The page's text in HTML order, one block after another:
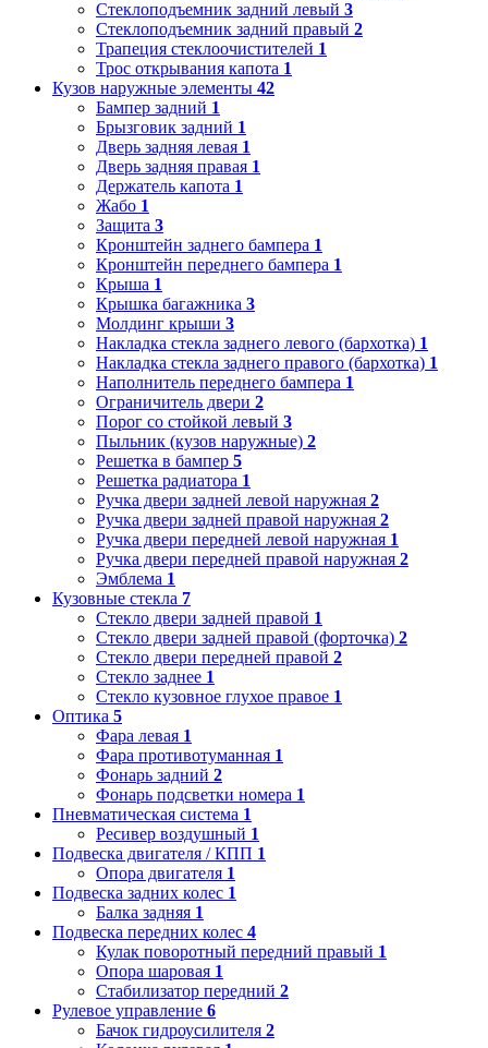
Стеклоподъемник задний левый 3
Стеклоподъемник задний правый 2
Трапеция стеклоочистителей 1
Трос открывания капота 1
Кузов наружные элементы 42
Бампер задний 1
Брызговик задний 1
Дверь задняя левая 1
Дверь задняя правая 1
Держатель капота 1
Жабо 1
Защита 3
Кронштейн заднего бампера 1
Кронштейн переднего бампера 1
Крыша 1
Крышка багажника 3
Молдинг крыши 3
Накладка стекла заднего левого (бархотка) 1
Накладка стекла заднего правого (бархотка) 1
Наполнитель переднего бампера 1
Ограничитель двери 2
Порог со стойкой левый 3
Пыльник (кузов наружные) 2
Решетка в бампер 5
Решетка радиатора 1
Ручка двери задней левой наружная 2
Ручка двери задней правой наружная 2
Ручка двери передней левой наружная 1
Ручка двери передней правой наружная 2
Эмблема 1
Кузовные стекла 7
Стекло двери задней правой 1
Стекло двери задней правой (форточка) 2
Стекло двери передней правой 2
Стекло заднее 1
Стекло кузовное глухое правое 1
Оптика 5
Фара левая 1
Фара противотуманная 1
Фонарь задний 2
Фонарь подсветки номера 1
Пневматическая система 1
Ресивер воздушный 1
Подвеска двигателя / КПП 1
Опора двигателя 1
Подвеска задних колес 1
Балка задняя 1
Подвеска передних колес 4
Кулак поворотный передний правый 1
Опора шаровая 1
Стабилизатор передний 2
Рулевое управление 6
Бачок гидроусилителя 2